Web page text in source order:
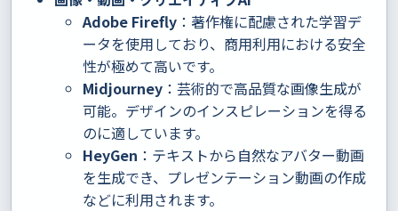
Adobe Firefly ：著作権に配慮された学習デ
ータを使用しており、商用利用における安全
性が極めて高いです。
Midjourney ：芸術的で高品質な画像生成が
可能。デザインのインスピレーションを得る
のに適しています。
HeyGen ：テキストから自然なアバター動画
を生成でき、プレゼンテーション動画の作成
などに利用されます。